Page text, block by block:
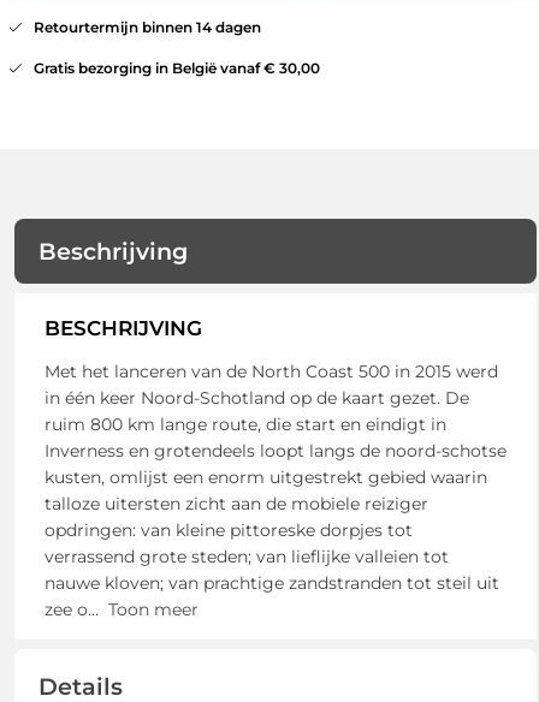
Retourtermijn binnen 14 dagen
Gratis bezorging in België vanaf € 30,00
Beschrijving
BESCHRIJVING
Met het lanceren van de North Coast 500 in 2015 werd
in één keer Noord-Schotland op de kaart gezet. De
ruim 800 km lange route, die start en eindigt in
Inverness en grotendeels loopt langs de noord-schotse
kusten, omlijst een enorm uitgestrekt gebied waarin
talloze uitersten zicht aan de mobiele reiziger
opdringen: van kleine pittoreske dorpjes tot
verrassend grote steden; van lieflijke valleien tot
nauwe kloven; van prachtige zandstranden tot steil uit
zee o... Toon meer
Details